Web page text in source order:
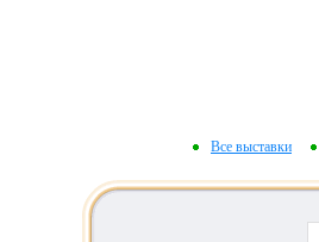
Все выставки